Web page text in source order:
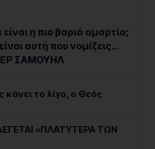
είναι η πιο βαριά αμαρτία;
αυτή που νομίζεις…
ΣΑΜΟΥΗΛ
το λίγο, ο Θεός
«ΠΛΑΤΥΤΕΡΑ ΤΩΝ